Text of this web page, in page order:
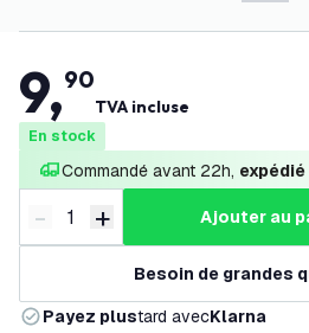
9,90
TVA incluse
En stock
Commandé avant 22h,
Diminuer la quantité
- Augmenter la quantité
+ ajouter au
Besoin de grandes
Payez plustard avecKlarna